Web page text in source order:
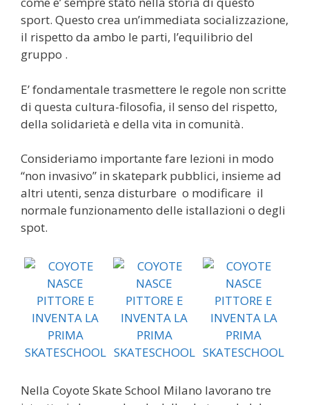
sport. Questo crea un’immediata socializzazione,
il rispetto da ambo le parti, l’equilibrio del
gruppo .
E’ fondamentale trasmettere le regole non scritte
di questa cultura-filosofia, il senso del rispetto,
della solidarietà e della vita in comunità.
Consideriamo importante fare lezioni in modo
“non invasivo” in skatepark pubblici, insieme ad
altri utenti, senza disturbare o modificare il
normale funzionamento delle istallazioni o degli
spot.
Nella Coyote Skate School Milano lavorano tre